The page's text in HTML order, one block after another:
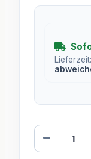
Lieferzeit: